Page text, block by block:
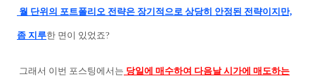
월 단위의 포트폴리오 전략은 장기적으로 상당히 안정된 전략이지만,
좀 지루한 면이 있었죠?
그래서 이번 포스팅에서는 당일에 매수하여 다음날 시가에 매도하는